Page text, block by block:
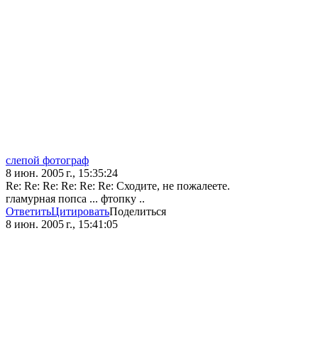
слепой фотограф
8 июн. 2005 г., 15:35:24
Re: Re: Re: Re: Re: Re: Сходите, не пожалеете.
гламурная попса ... фтопку ..
ОтветитьЦитироватьПоделиться
8 июн. 2005 г., 15:41:05